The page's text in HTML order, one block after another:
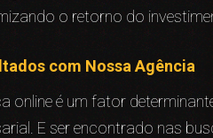
o retorno do
com Nossa Agência
online é um fator
E ser encontrado nas